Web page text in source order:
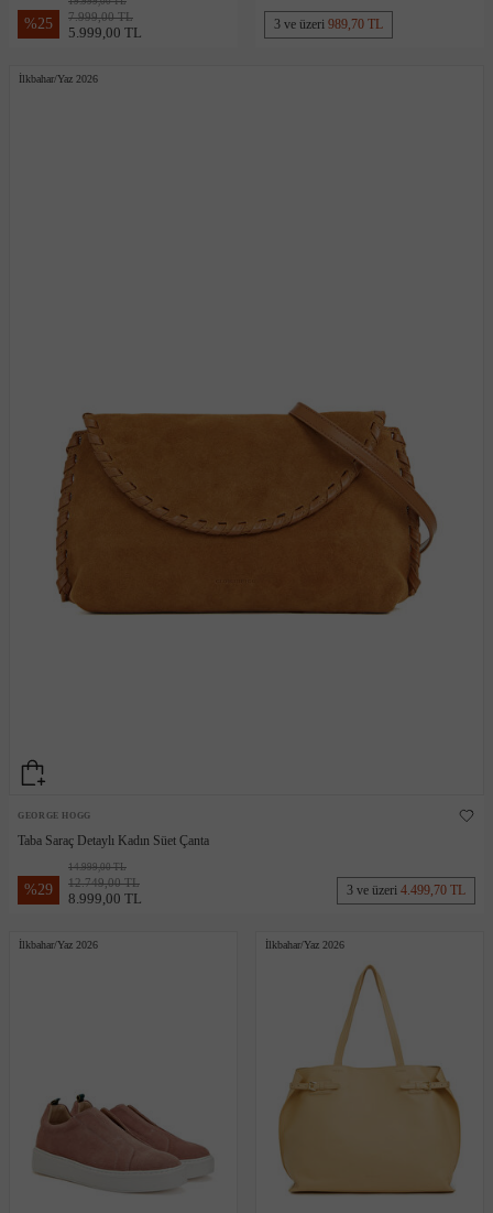
%25 7.999,00 TL
5.999,00 TL 3 ve üzeri 989,70 TL
İlkbahar/Yaz 2026
GEORGE HOGG
Taba Saraç Detaylı Kadın Süet Çanta
%29
14.999,00 TL
12.749,00 TL
8.999,00 TL 3 ve üzeri 4.499,70 TL
İlkbahar/Yaz 2026 İlkbahar/Yaz 2026